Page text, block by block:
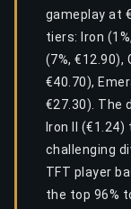
gameplay at
tiers: Iron
(7%, €12.90),
€40.70),
€27.30). The
Iron II
challenging
TFT player
the top 96%